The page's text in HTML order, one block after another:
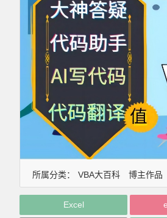
所属分类： VBA大百科 博主作品
Excel